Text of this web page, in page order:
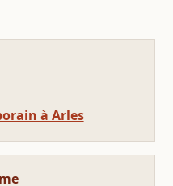
à Arles